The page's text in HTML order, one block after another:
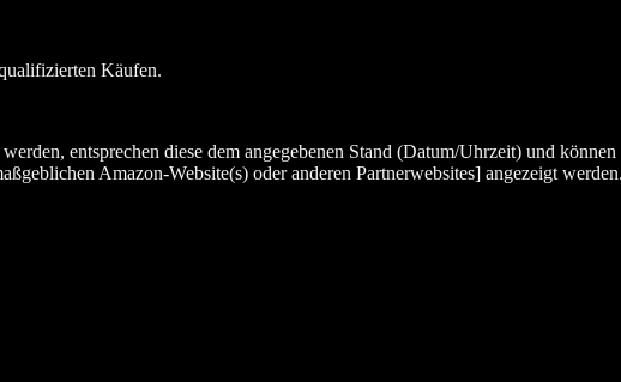
Käufen.
entsprechen diese dem angegebenen Stand (Datum/Uhrzeit) und
Amazon-Website(s) oder anderen Partnerwebsites] angezeigt werden.